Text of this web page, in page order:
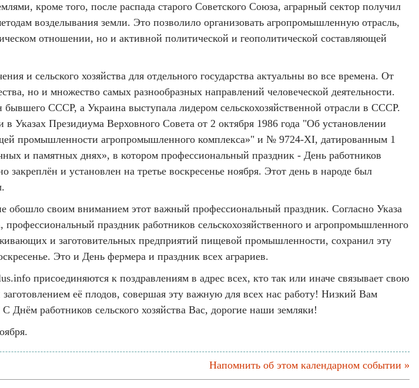
кроме того, после распада старого Советского Союза, аграрный сектор получил
возделывания земли. Это позволило организовать агропромышленную отрасль,
отношении, но и активной политической и геополитической составляющей
и сельского хозяйства для отдельного государства актуальны во все времена. От
но и множество самых разнообразных направлений человеческой деятельности.
бывшего СССР, а Украина выступала лидером сельскохозяйственной отрасли в СССР.
Указах Президиума Верховного Совета от 2 октября 1986 года "Об установлении
промышленности агропромышленного комплекса»" и № 9724-XI, датированным 1
и памятных днях», в котором профессиональный праздник - День работников
и установлен на третье воскресенье ноября. Этот день в народе был
обошло своим вниманием этот важный профессиональный праздник. Согласно Указа
праздник работников сельскохозяйственного и агропромышленного
и заготовительных предприятий пищевой промышленности, сохранил эту
Это и День фермера и праздник всех аграриев.
присоединяются к поздравлениям в адрес всех, кто так или иначе связывает свою
её плодов, совершая эту важную для всех нас работу! Низкий Вам
работников сельского хозяйства Вас, дорогие наши земляки!
Напомнить об этом календарном событии »